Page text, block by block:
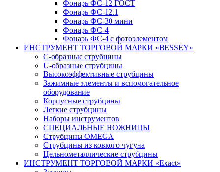
Фонарь ФС-12 ГОСТ
Фонарь ФС-12.1
Фонарь ФС-30 мини
Фонарь ФС-4
Фонарь ФС-4 с фотоэлементом
ИНСТРУМЕНТ ТОРГОВОЙ МАРКИ «BESSEY»
C-образные струбцины
U-образные струбцины
Высокоэффективные струбцины
Зажимные элементы и вспомогательное
оборудование
Корпусные струбцины
Легкие струбцины
Наборы инструментов
СПЕЦИАЛЬНЫЕ НОЖНИЦЫ
Струбцины OMEGA
Струбцины из ковкого чугуна
Цельнометаллические струбцины
ИНСТРУМЕНТ ТОРГОВОЙ МАРКИ «Exact»